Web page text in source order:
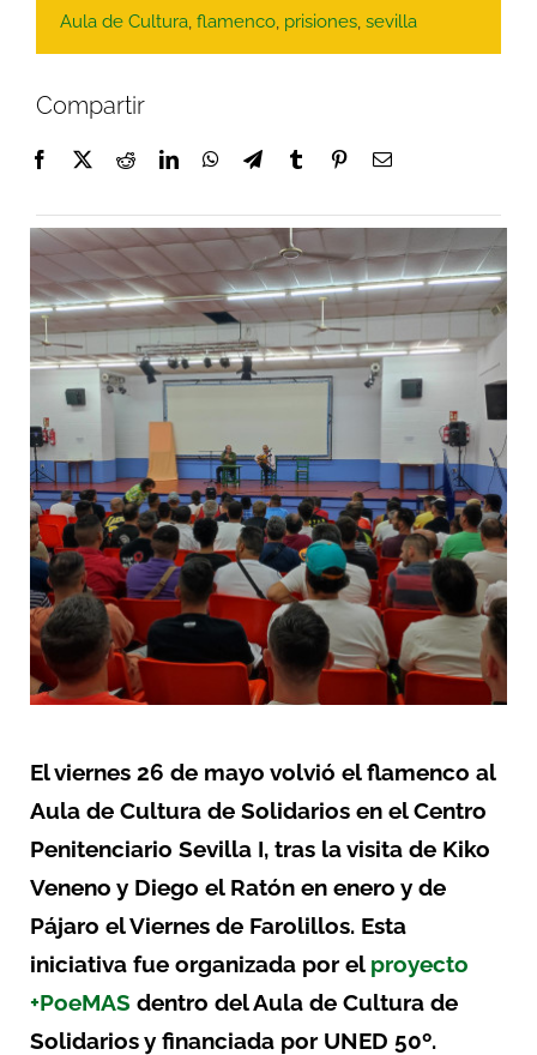
Aula de Cultura, flamenco, prisiones, sevilla
Compartir
El viernes 26 de mayo volvió el flamenco al
Aula de Cultura de Solidarios en el Centro
Penitenciario Sevilla I, tras la visita de Kiko
Veneno y Diego el Ratón en enero y de
Pájaro el Viernes de Farolillos. Esta
iniciativa fue organizada por el proyecto
+PoeMAS dentro del Aula de Cultura de
Solidarios y financiada por UNED 50º.